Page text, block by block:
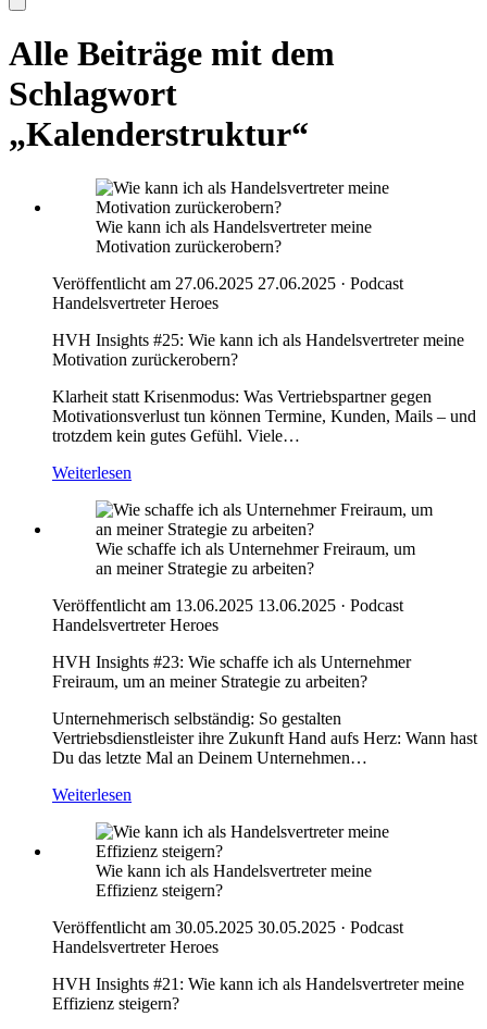
Alle Beiträge mit dem
Schlagwort
„Kalenderstruktur“
Wie kann ich als Handelsvertreter meine
Motivation zurückerobern?
Veröffentlicht am 27.06.2025 27.06.2025 · Podcast
Handelsvertreter Heroes
HVH Insights #25: Wie kann ich als Handelsvertreter meine
Motivation zurückerobern?
Klarheit statt Krisenmodus: Was Vertriebspartner gegen
Motivationsverlust tun können Termine, Kunden, Mails – und
trotzdem kein gutes Gefühl. Viele…
Weiterlesen
Wie schaffe ich als Unternehmer Freiraum, um
an meiner Strategie zu arbeiten?
Veröffentlicht am 13.06.2025 13.06.2025 · Podcast
Handelsvertreter Heroes
HVH Insights #23: Wie schaffe ich als Unternehmer
Freiraum, um an meiner Strategie zu arbeiten?
Unternehmerisch selbständig: So gestalten
Vertriebsdienstleister ihre Zukunft Hand aufs Herz: Wann hast
Du das letzte Mal an Deinem Unternehmen…
Weiterlesen
Wie kann ich als Handelsvertreter meine
Effizienz steigern?
Veröffentlicht am 30.05.2025 30.05.2025 · Podcast
Handelsvertreter Heroes
HVH Insights #21: Wie kann ich als Handelsvertreter meine
Effizienz steigern?